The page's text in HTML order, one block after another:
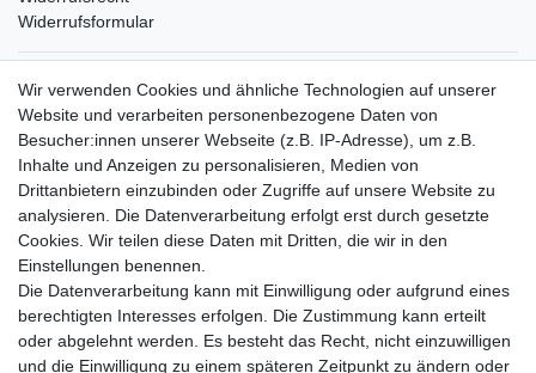
Widerrufsformular
Verpackungslizenz
bei der Landbell AG
Zahlungsarten
Vorabüberweisung
Rechnungskauf
Zahlung bei Abholung
PayPal (inkl. Kreditkarten)
Wir verwenden Cookies und ähnliche Technologien auf unserer
Website und verarbeiten personenbezogene Daten von
Besucher:innen unserer Webseite (z.B. IP-Adresse), um z.B.
Inhalte und Anzeigen zu personalisieren, Medien von
Drittanbietern einzubinden oder Zugriffe auf unsere Website zu
analysieren. Die Datenverarbeitung erfolgt erst durch gesetzte
Cookies. Wir teilen diese Daten mit Dritten, die wir in den
Einstellungen benennen.
Die Datenverarbeitung kann mit Einwilligung oder aufgrund eines
berechtigten Interesses erfolgen. Die Zustimmung kann erteilt
oder abgelehnt werden. Es besteht das Recht, nicht einzuwilligen
und die Einwilligung zu einem späteren Zeitpunkt zu ändern oder